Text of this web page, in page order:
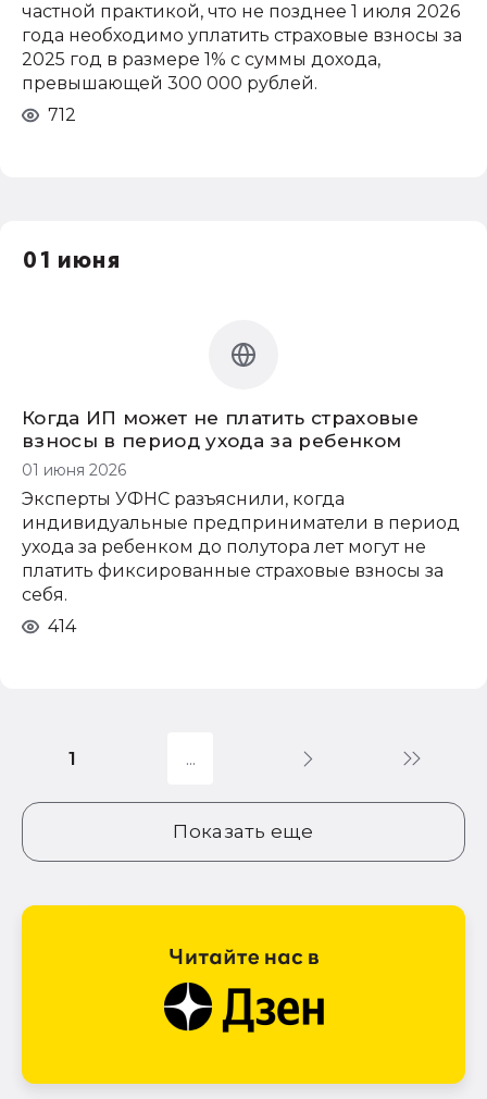
частной практикой, что не позднее 1 июля 2026
года необходимо уплатить страховые взносы за
2025 год в размере 1% с суммы дохода,
превышающей 300 000 рублей.
712
01 июня
Когда ИП может не платить страховые
взносы в период ухода за ребенком
01 июня 2026
Эксперты УФНС разъяснили, когда
индивидуальные предприниматели в период
ухода за ребенком до полутора лет могут не
платить фиксированные страховые взносы за
себя.
414
Показать еще
1